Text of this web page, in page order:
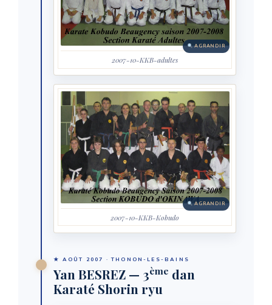
AGRANDIR
2007-10-KKB-adultes
AGRANDIR
2007-10-KKB-Kobudo
★ AOÛT 2007 · THONON-LES-BAINS
Yan BESREZ — 3ème dan
Karaté Shorin ryu